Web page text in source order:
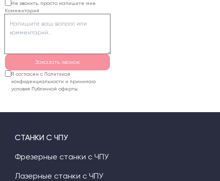
Не звонить, просто напишите мне
Комментарий
Заказать звонок
Я согласен с Политикой
конфиденциальности и принимаю
условия Публичной оферты.
СТАНКИ С ЧПУ
Фрезерные станки с ЧПУ
Лазерные станки с ЧПУ